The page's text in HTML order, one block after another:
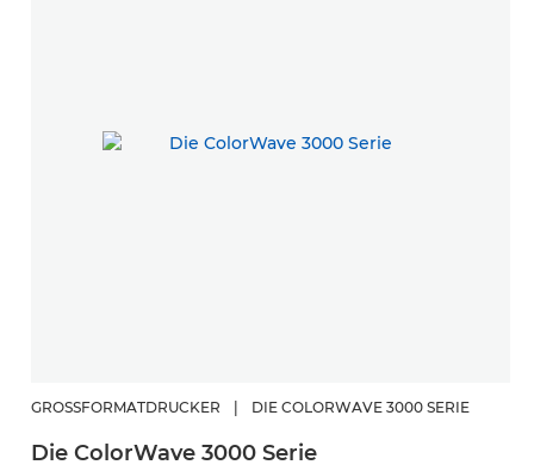
GROSSFORMATDRUCKER DIE COLORWAVE 3000 SERIE
Die ColorWave 3000 Serie